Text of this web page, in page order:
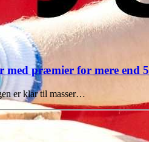
præmier for mere end
er klar til masser…